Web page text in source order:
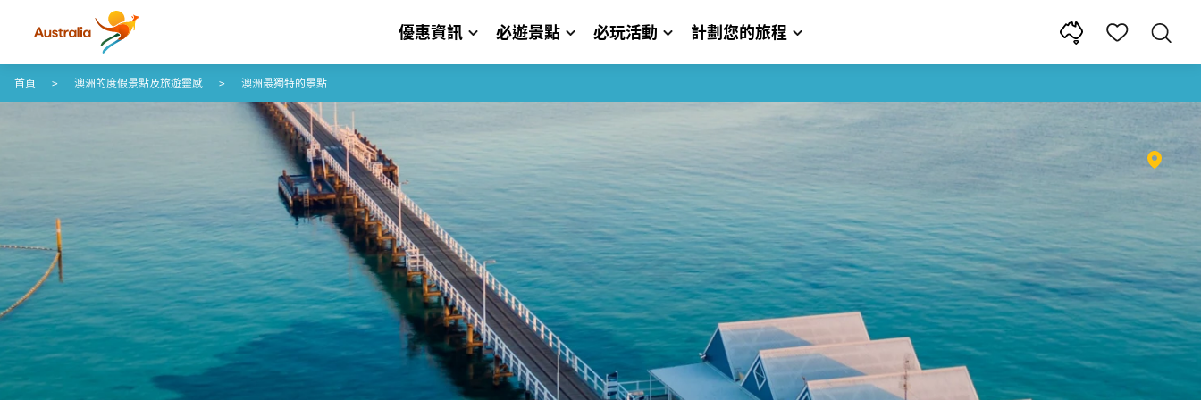
跳至內容
跳至頁尾導覽
優惠資訊 必遊景點 必玩活動 計劃您的旅程
首頁 澳洲的度假景點及旅遊靈感 澳洲最獨特的景點